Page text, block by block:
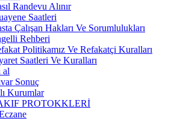
Randevu Alınır
Saatleri
Çalışan Hakları Ve Sorumlulukları
Rehberi
Politikamız Ve Refakatçi Kuralları
Saatleri Ve Kuralları
al
Sonuç
Kurumlar
PROTOKKLERİ